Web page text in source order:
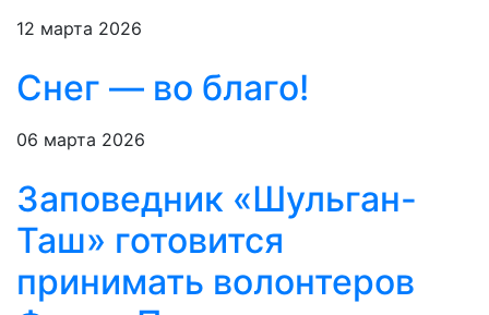
12 марта 2026
Снег — во благо!
06 марта 2026
Заповедник «Шульган-
Таш» готовится
принимать волонтеров